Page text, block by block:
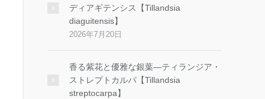
ディアギテンシス【Tillandsia
diaguitensis】
2026年7月20日
香る紫花と優雅な銀葉―ティランジア・
ストレプトカルパ【Tillandsia
streptocarpa】